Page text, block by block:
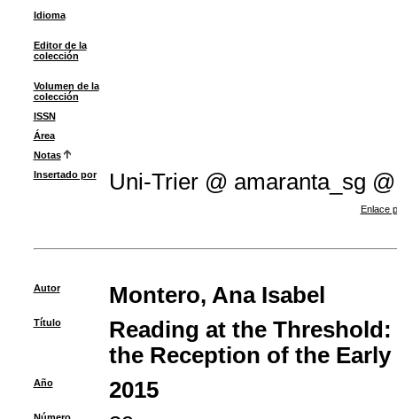
Idioma
Editor de la
colección
Volumen de la
colección
ISSN
Área
Notas
Insertado por
Uni-Trier @ amaranta_sg @
Enlace
Autor Montero, Ana Isabel
Título
Reading at the
the Reception of the
Año 2015